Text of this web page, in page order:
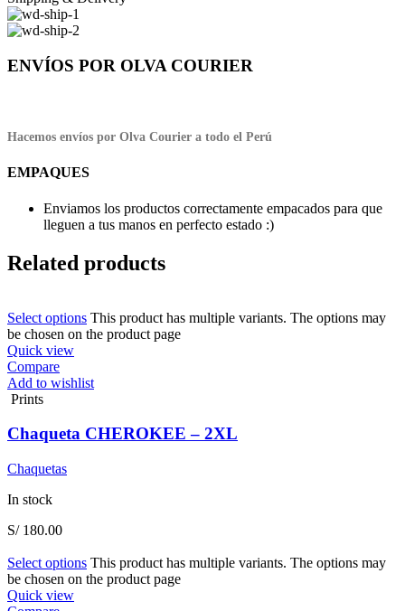
ENVÍOS POR OLVA COURIER
Hacemos envíos por Olva Courier a todo el Perú
EMPAQUES
Enviamos los productos correctamente empacados para que
lleguen a tus manos en perfecto estado :)
Related products
Select options This product has multiple variants. The options may
be chosen on the product page
Quick view
Compare
Add to wishlist
Prints
Chaqueta CHEROKEE – 2XL
Chaquetas
In stock
S/180.00
Select options This product has multiple variants. The options may
be chosen on the product page
Quick view